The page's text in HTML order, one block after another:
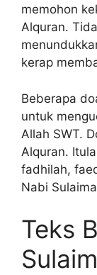
memohon
Alquran.
kerap
Beberapa
untuk
Allah SWT.
Alquran.
fadhilah,
Nabi
Teks